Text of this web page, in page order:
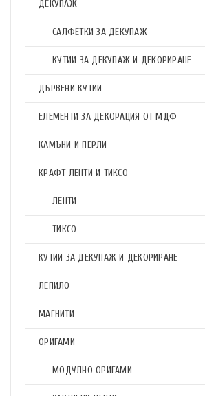
ДЕКУПАЖ
САЛФЕТКИ ЗА ДЕКУПАЖ
КУТИИ ЗА ДЕКУПАЖ И ДЕКОРИРАНЕ
ДЪРВЕНИ КУТИИ
ЕЛЕМЕНТИ ЗА ДЕКОРАЦИЯ ОТ МДФ
КАМЪНИ И ПЕРЛИ
КРАФТ ЛЕНТИ И ТИКСО
ЛЕНТИ
ТИКСО
КУТИИ ЗА ДЕКУПАЖ И ДЕКОРИРАНЕ
ЛЕПИЛО
МАГНИТИ
ОРИГАМИ
МОДУЛНО ОРИГАМИ